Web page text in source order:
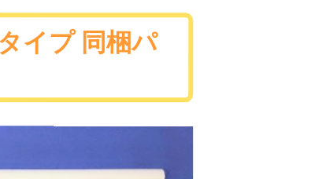
イプ 同梱パ